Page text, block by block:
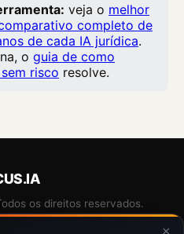
veja o melhor
completo de
de cada IA jurídica.
o guia de como
risco resolve.
os direitos reservados.